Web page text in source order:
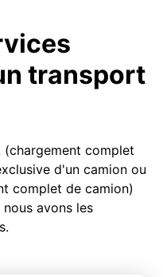
transport
(chargement complet
d'un camion ou
complet de camion)
avons les